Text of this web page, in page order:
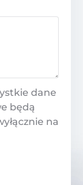
dane
będą
na